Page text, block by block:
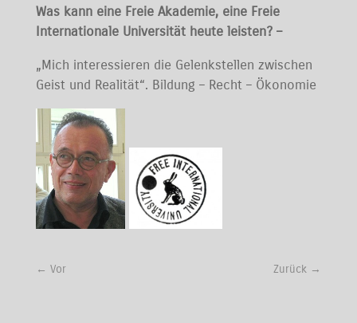
Was kann eine Freie Akademie, eine Freie
Internationale Universität heute leisten? –
„Mich interessieren die Gelenkstellen zwischen
Geist und Realität“. Bildung – Recht – Ökonomie
← Vor Zurück →